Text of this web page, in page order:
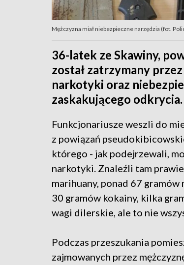
Mężczyzna miał niebezpieczne narzędzia (fot.
36-latek ze Skawiny,
został zatrzymany
narkotyki oraz
zaskakującego odkrycia.
Funkcjonariusze weszli do
z powiązań
którego - jak podejrzewali,
narkotyki. Znaleźli tam
marihuany, ponad 67 gramów
30 gramów kokainy, kilka
wagi dilerskie, ale to nie
Podczas przeszukania
zajmowanych przez